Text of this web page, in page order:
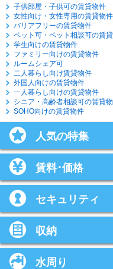
子供部屋・子供可の賃貸物件
女性向け・女性専用の賃貸物件
バリアフリーの賃貸物件
ペット可・ペット相談可の賃
学生向けの賃貸物件
ファミリー向けの賃貸物件
ルームシェア可
二人暮らし向け賃貸物件
外国人向けの賃貸物件
一人暮らし向けの賃貸物件
シニア・高齢者相談可の賃貸
SOHO向けの賃貸物件
人気の特集
賃料･価格
セキュリティ
収納
水周り